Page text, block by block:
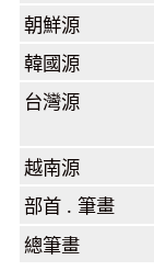
朝鮮源
韓國源
台灣源
越南源
部首 . 筆畫
總筆畫